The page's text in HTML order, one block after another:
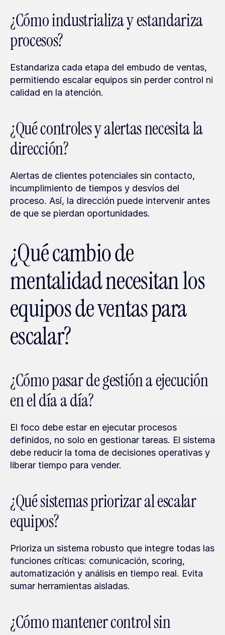
¿Cómo industrializa y estandariza
procesos?
Estandariza cada etapa del embudo de ventas,
permitiendo escalar equipos sin perder control ni
calidad en la atención.
¿Qué controles y alertas necesita la
dirección?
Alertas de clientes potenciales sin contacto,
incumplimiento de tiempos y desvíos del
proceso. Así, la dirección puede intervenir antes
de que se pierdan oportunidades.
¿Qué cambio de
mentalidad necesitan los
equipos de ventas para
escalar?
¿Cómo pasar de gestión a ejecución
en el día a día?
El foco debe estar en ejecutar procesos
definidos, no solo en gestionar tareas. El sistema
debe reducir la toma de decisiones operativas y
liberar tiempo para vender.
¿Qué sistemas priorizar al escalar
equipos?
Prioriza un sistema robusto que integre todas las
funciones críticas: comunicación, scoring,
automatización y análisis en tiempo real. Evita
sumar herramientas aisladas.
¿Cómo mantener control sin